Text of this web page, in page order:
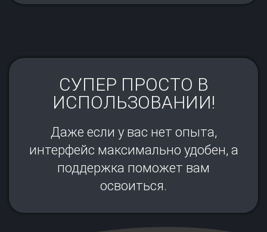
СУПЕР ПРОСТО В
ИСПОЛЬЗОВАНИИ!
Даже если у вас нет опыта,
интерфейс максимально удобен, а
поддержка поможет вам
освоиться.